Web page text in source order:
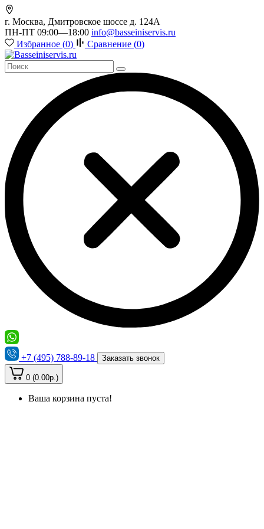
г. Москва, Дмитровское шоссе д. 124А
ПН-ПТ 09:00—18:00 info@basseiniservis.ru
Избранное (0) Сравнение (0)
+7 (495) 788-89-18 Заказать звонок
0 (0.00р.)
Ваша корзина пуста!